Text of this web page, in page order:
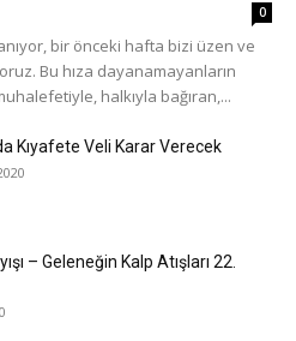
0
bir önceki hafta bizi üzen ve
Bu hıza dayanamayanların
halkıyla bağıran,...
Kıyafete Veli Karar Verecek
– Geleneğin Kalp Atışları 22.